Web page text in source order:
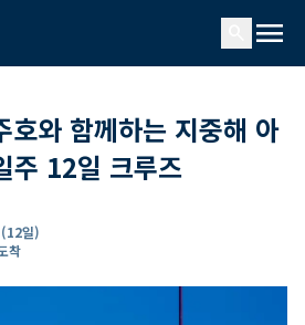
menu
호와 함께하는 지중해 아
주 12일 크루즈
12일)
착